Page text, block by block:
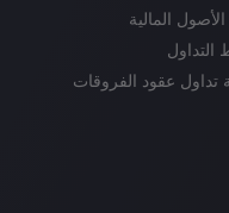
المالية
تداول عقود الفروقات